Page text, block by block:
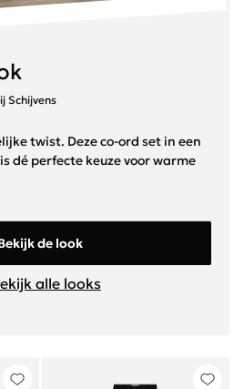
Schijvens
twist. Deze co-ord set in een
dé perfecte keuze voor warme
de look
alle looks